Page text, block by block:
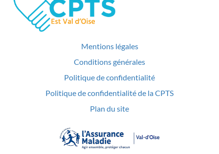
Mentions légales
Conditions générales
Politique de confidentialité
Politique de confidentialité de la CPTS
Plan du site